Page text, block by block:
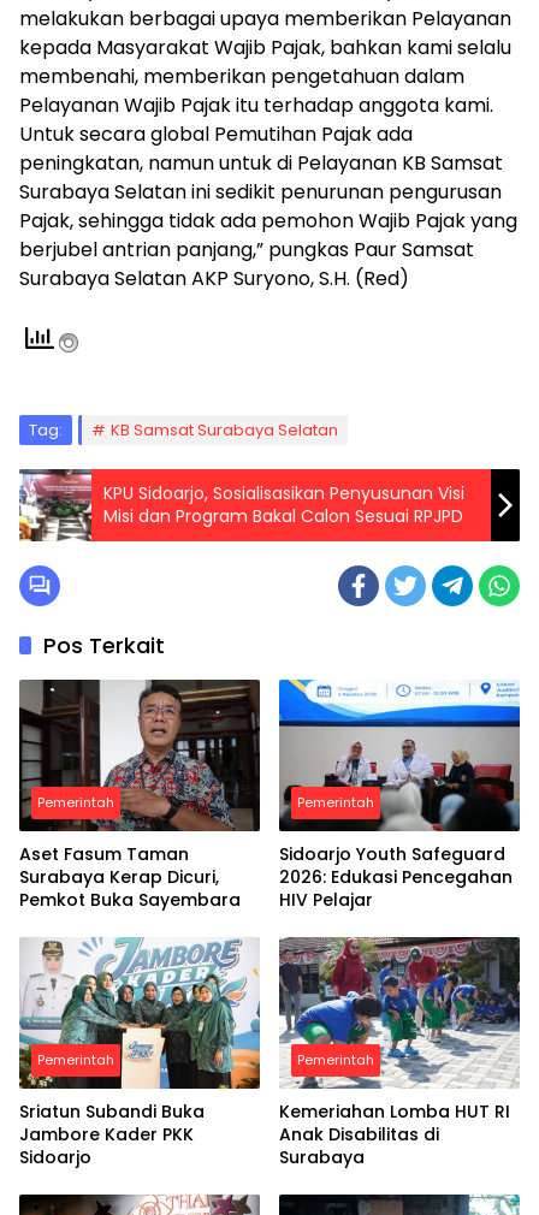
melakukan berbagai upaya memberikan Pelayanan
kepada Masyarakat Wajib Pajak, bahkan kami selalu
membenahi, memberikan pengetahuan dalam
Pelayanan Wajib Pajak itu terhadap anggota kami.
Untuk secara global Pemutihan Pajak ada
peningkatan, namun untuk di Pelayanan KB Samsat
Surabaya Selatan ini sedikit penurunan pengurusan
Pajak, sehingga tidak ada pemohon Wajib Pajak yang
berjubel antrian panjang,” pungkas Paur Samsat
Surabaya Selatan AKP Suryono, S.H. (Red)
Tag: KB Samsat Surabaya Selatan
KPU Sidoarjo, Sosialisasikan Penyusunan Visi
Misi dan Program Bakal Calon Sesuai RPJPD
Pos Terkait
Pemerintah
Aset Fasum Taman
Surabaya Kerap Dicuri,
Pemkot Buka Sayembara
Pemerintah
Sidoarjo Youth Safeguard
2026: Edukasi Pencegahan
HIV Pelajar
Pemerintah
Sriatun Subandi Buka
Jambore Kader PKK
Sidoarjo
Pemerintah
Kemeriahan Lomba HUT RI
Anak Disabilitas di
Surabaya